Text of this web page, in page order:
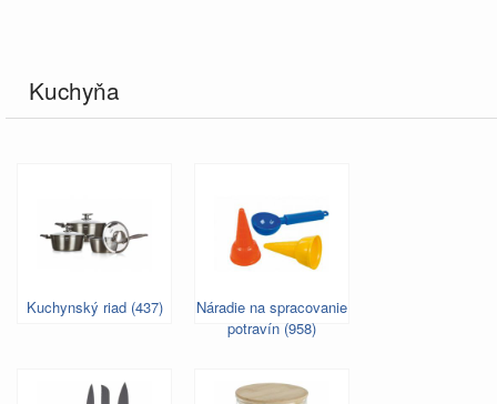
Kuchyňa
Kuchynský riad (437)
Náradie na spracovanie
potravín (958)